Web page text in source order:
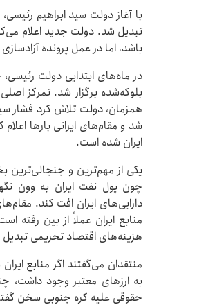
با آغاز دولت سید ابراهیم
تبدیل شد. دولت جدید اعلام
باشد، اما در عمل پرونده
در ماه‌های ابتدایی دولت
بلوکه‌شده برگزار شد. تمرکز
همزمان، دولت تلاش کرد فشار
شد و مقام‌های ایرانی بارها
ایران شده است.
یکی از مهم‌ترین و جنجالی‌ترین
چون پول نفت ایران به وون
دارایی‌های ایران افت کند.
منابع ایران عملاً از بین رفته
هزینه‌های اقتصاد تحریمی
منتقدان می‌گفتند اگر منابع
به ارزهای معتبر وجود داشت،
حقوقی علیه کره جنوبی سخن